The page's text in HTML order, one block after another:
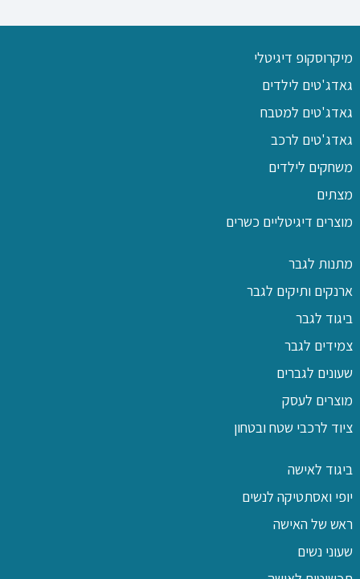
מיקרוסקופ דיגיטלי
גאדג'טים לילדים
גאדג'טים למטבח
גאדג'טים לרכב
משחקים לילדים
מצתים
מוצרים דיגיטליים כשרים
מתנות לגבר
ארנקים ותיקים לגבר
ביגוד לגבר
צמידים לגבר
שעונים לגברים
מוצרים לעסק
ציוד לרכבי שטח ובטחון
ביגוד לאישה
יופי ואסתטיקה לנשים
ראש של האישה
שעוני נשים